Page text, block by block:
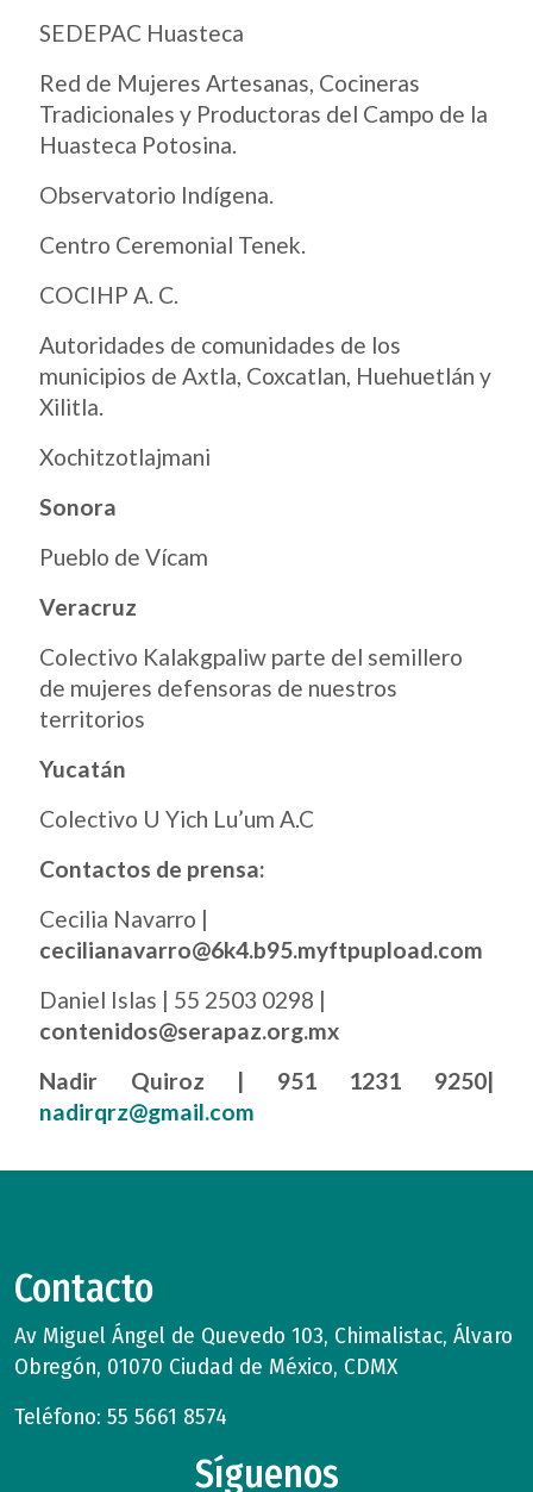
SEDEPAC Huasteca
Red de Mujeres Artesanas, Cocineras
Tradicionales y Productoras del Campo de la
Huasteca Potosina.
Observatorio Indígena.
Centro Ceremonial Tenek.
COCIHP A. C.
Autoridades de comunidades de los
municipios de Axtla, Coxcatlan, Huehuetlán y
Xilitla.
Xochitzotlajmani
Sonora
Pueblo de Vícam
Veracruz
Colectivo Kalakgpaliw parte del semillero
de mujeres defensoras de nuestros
territorios
Yucatán
Colectivo U Yich Lu’um A.C
Contactos de prensa:
Cecilia Navarro |
cecilianavarro@6k4.b95.myftpupload.com
Daniel Islas | 55 2503 0298 |
contenidos@serapaz.org.mx
Nadir Quiroz | 951 1231 9250|
nadirqrz@gmail.com
Contacto
Av Miguel Ángel de Quevedo 103, Chimalistac, Álvaro
Obregón, 01070 Ciudad de México, CDMX
Teléfono: 55 5661 8574
Síguenos